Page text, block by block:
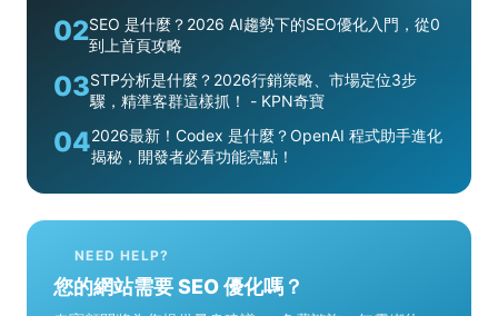
02SEO 是什麼？2026 AI趨勢下的SEO優化入門，從0
到上首頁攻略
03STP分析是什麼？2026行銷策略、市場定位3步
驟，精準客群這樣抓！ - KPN奇寶
042026最新！Codex 是什麼？OpenAI 程式助手進化
揭秘，開發者必看功能亮點！
NEED HELP?
您的網站需要 SEO 優化嗎？